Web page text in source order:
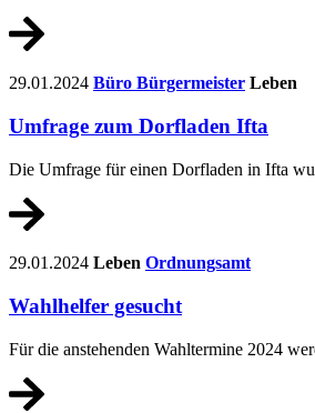
29.01.2024 Büro Bürgermeister Leben
Umfrage zum Dorfladen Ifta
Die Umfrage für einen Dorfladen in Ifta
29.01.2024 Leben Ordnungsamt
Wahlhelfer gesucht
Für die anstehenden Wahltermine 2024